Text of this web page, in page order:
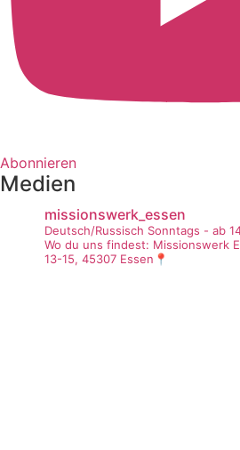
Abonnieren
Medien
missionswerk_essen
Deutsch/Russisch Sonntags - ab
Wo du uns findest: Missionswerk
13-15, 45307 Essen📍